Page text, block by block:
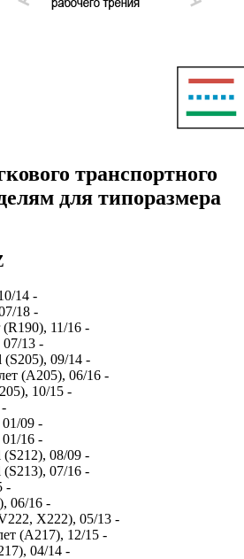
транспортного
для типоразмера
14 -
18 -
11/16 -
13 -
09/14 -
(A205), 06/16 -
10/15 -
09 -
16 -
08/09 -
07/16 -
-
06/16 -
X222), 05/13 -
(A217), 12/15 -
04/14 -